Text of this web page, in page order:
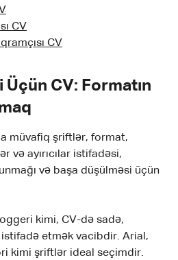
CV
CV
CV: Formatın
müvafiq şriftlər, format,
və ayırıcılar istifadəsi,
və başa düşülməsi üçün
kimi, CV-də sadə,
istifadə etmək vacibdir. Arial,
kimi şriftlər ideal seçimdir.